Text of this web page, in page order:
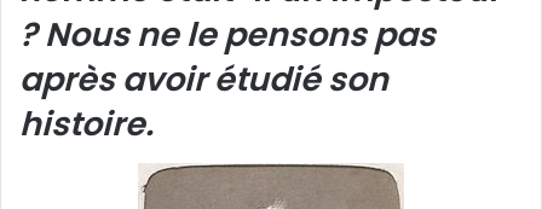
? Nous ne le pensons pas
après avoir étudié son
histoire.